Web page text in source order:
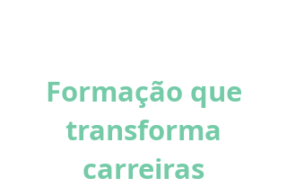
Formação que
transforma
carreiras